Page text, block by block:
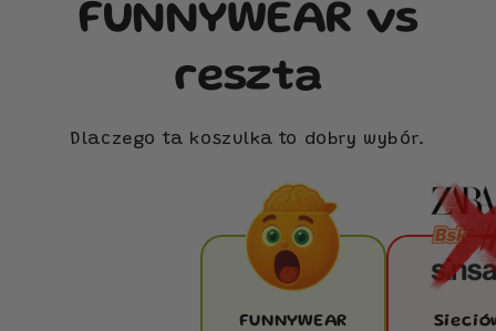
FUNNYWEAR vs
reszta
Dlaczego ta koszulka to dobry wybór.
FUNNYWEAR